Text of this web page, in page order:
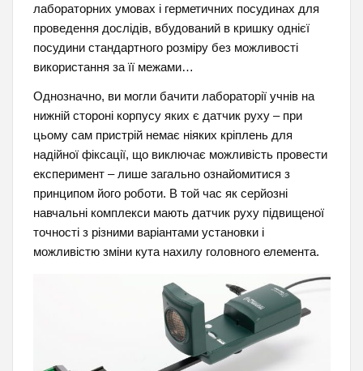
лабораторних умовах і герметичних посудинах для
проведення дослідів, вбудований в кришку однієї
посудини стандартного розміру без можливості
використання за її межами…
Однозначно, ви могли бачити лабораторії учнів на
нижній стороні корпусу яких є датчик руху – при
цьому сам пристрій немає ніяких кріплень для
надійної фіксації, що виключає можливість провести
експеримент – лише загально ознайомитися з
принципом його роботи. В той час як серйозні
навчальні комплекси мають датчик руху підвищеної
точності з різними варіантами установки і
можливістю зміни кута нахилу головного елемента.